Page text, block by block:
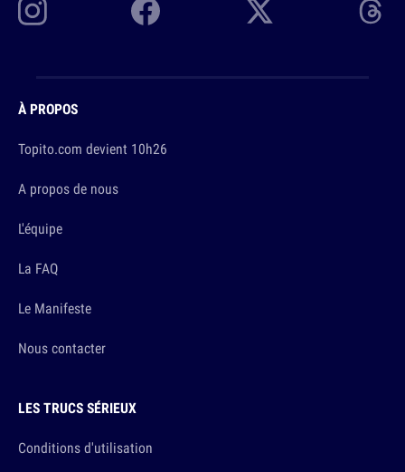
À PROPOS
Topito.com devient 10h26
A propos de nous
L'équipe
La FAQ
Le Manifeste
Nous contacter
LES TRUCS SÉRIEUX
Conditions d'utilisation